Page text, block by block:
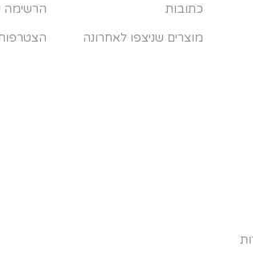
כתובות
מוצרים שניצפו לאחרונה
הרשימה